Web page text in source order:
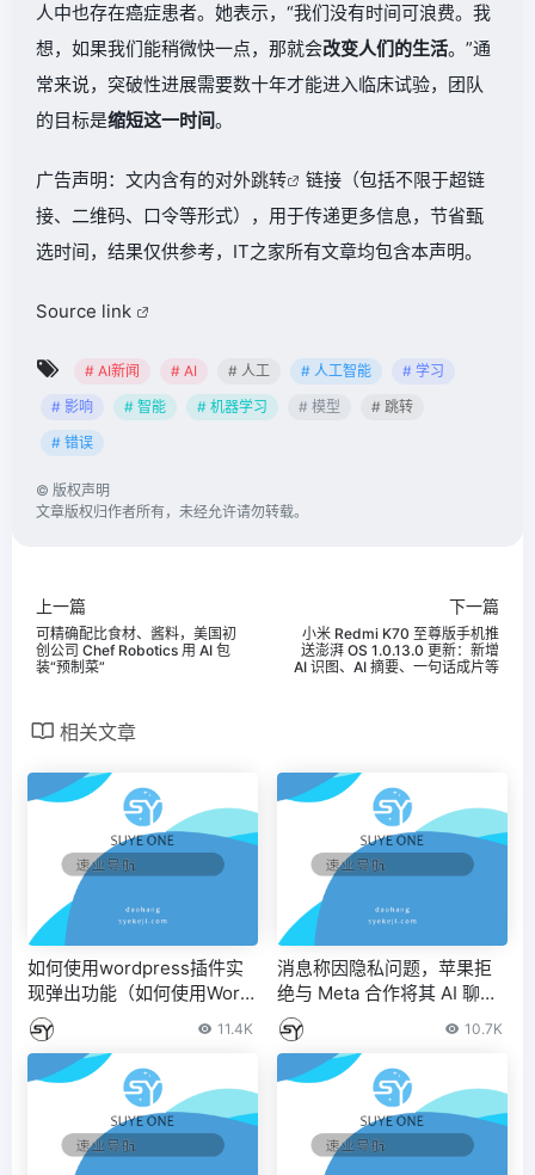
人中也存在癌症患者。她表示，“我们没有时间可浪费。我
想，如果我们能稍微快一点，那就会改变人们的生活。”通
常来说，突破性进展需要数十年才能进入临床试验，团队
的目标是缩短这一时间。
广告声明：文内含有的对外跳转
链接（包括不限于超链
接、二维码、口令等形式），用于传递更多信息，节省甄
选时间，结果仅供参考，IT之家所有文章均包含本声明。
Source link
# AI新闻 # AI # 人工 # 人工智能
# 学习
# 影响
# 智能 # 机器学习 # 模型
# 跳转
# 错误
© 版权声明
文章版权归作者所有，未经允许请勿转载。
上一篇
可精确配比食材、酱料，美国初
创公司 Chef Robotics 用 AI 包
装“预制菜”
下一篇
小米 Redmi K70 至尊版手机推
送澎湃 OS 1.0.13.0 更新：新增
AI 识图、AI 摘要、一句话成片等
相关文章
如何使用wordpress插件实
现弹出功能（如何使用Word
Press插件实现弹出功能设
置）
11.4K
消息称因隐私问题，苹果拒
绝与 Meta 合作将其 AI 聊天
机器人带入 iOS 18
10.7K